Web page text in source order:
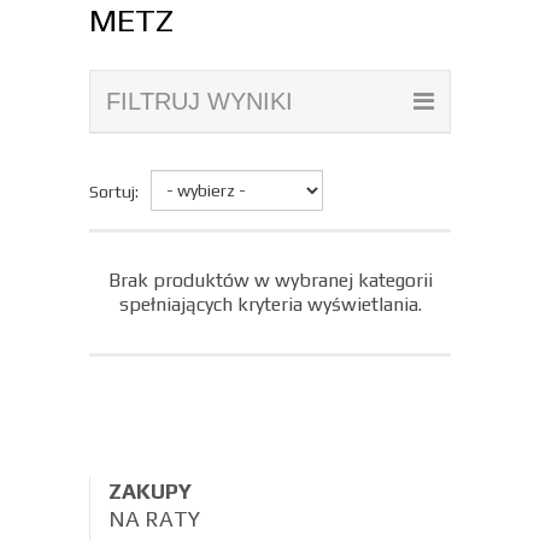
METZ
FILTRUJ WYNIKI
Sortuj:
Brak produktów w wybranej kategorii
spełniających kryteria wyświetlania.
ZAKUPY
NA RATY